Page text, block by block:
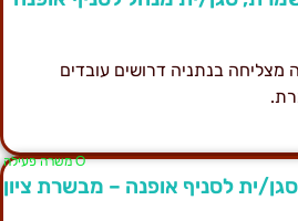
בנתניה דרושים עובדים
Ο משרה פעילה
ית לסניף אופנה – מבשרת ציון